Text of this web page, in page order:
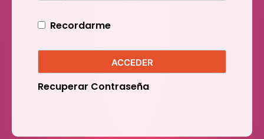
Recordarme
ACCEDER
Recuperar Contraseña